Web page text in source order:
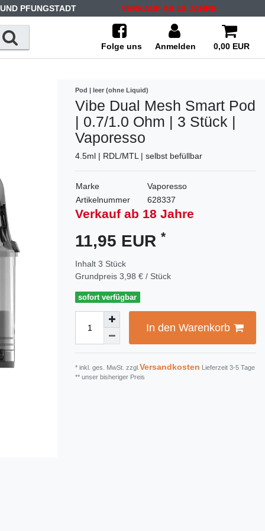
PFUNGSTADT VERKAUF AB 18 JAHRE
Folge uns Anmelden 0,00 EUR
Pod | leer (ohne Liquid)
Vibe Dual Mesh Smart Pod
| 0.7/1.0 Ohm | 3 Stück |
Vaporesso
4.5ml | RDL/MTL | selbst befüllbar
Marke
Vaporesso
Artikelnummer
628337
Verkauf ab 18 Jahre
11,95 EUR *
Inhalt 3 Stück
Grundpreis 3,98 € / Stück
sofort verfügbar
In den Warenkorb
* inkl. ges. MwSt. zzgl. Versandkosten Lieferzeit 3-5 Tage
** unser bisheriger Preis